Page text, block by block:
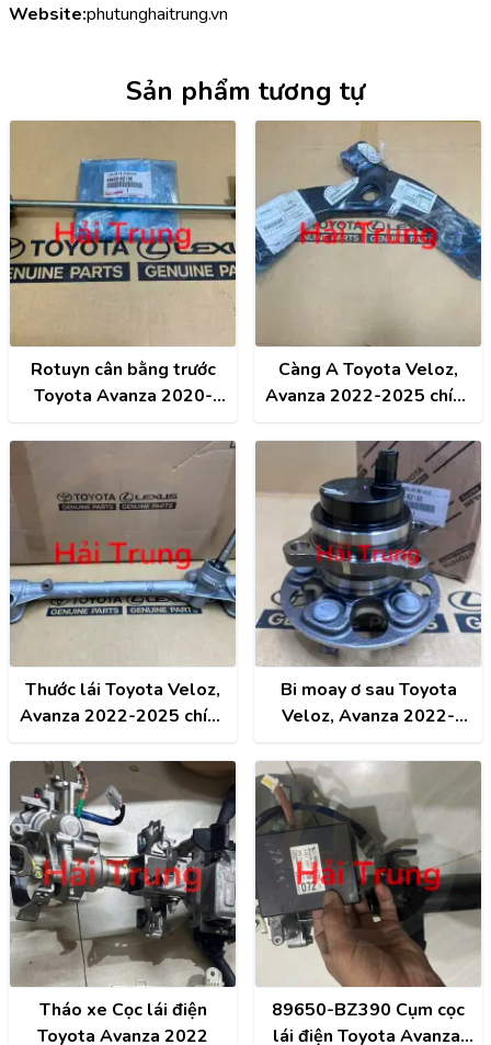
Website:phutunghaitrung.vn
Sản phẩm tương tự
Rotuyn cân bằng trước
Toyota Avanza 2020-
BZ130
Càng A Toyota Veloz,
Avanza 2022-2025 chính
48068BZ431
Thước lái Toyota Veloz,
Avanza 2022-2025 chính
45501BZ120
Bi moay ơ sau Toyota
Veloz, Avanza 2022-
BZ150
Tháo xe Cọc lái điện
Toyota Avanza 2022
89650-BZ390 Cụm cọc
lái điện Toyota Avanza,